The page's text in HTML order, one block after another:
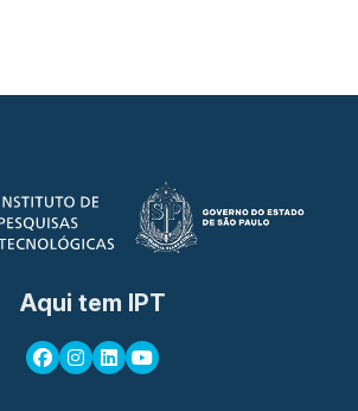
Aqui tem IPT